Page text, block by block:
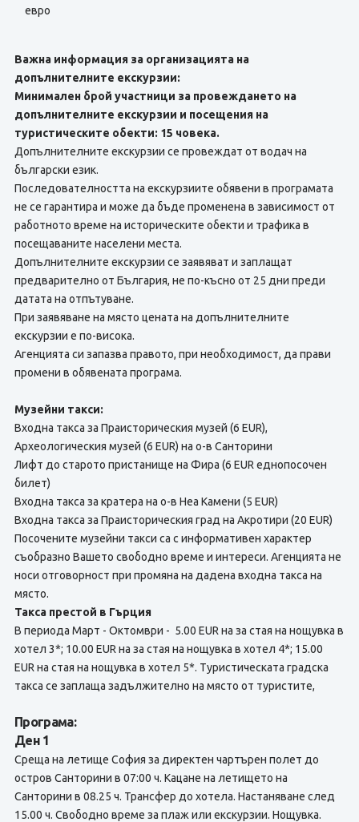
евро
Важна информация за организацията на
допълнителните екскурзии:
Минимален брой участници за провеждането на
допълнителните екскурзии и посещения на
туристическите обекти: 15 човека.
Допълнителните екскурзии се провеждат от водач на
български език.
Последователността на екскурзиите обявени в програмата
не се гарантира и може да бъде променена в зависимост от
работното време на историческите обекти и трафика в
посещаваните населени места.
Допълнителните екскурзии се заявяват и заплащат
предварително от България, не по-късно от 25 дни преди
датата на отпътуване.
При заявяване на място цената на допълнителните
екскурзии е по-висока.
Агенцията си запазва правото, при необходимост, да прави
промени в обявената програма.
Музейни такси:
Входна такса за Праисторическия музей (6 EUR),
Археологическия музей (6 EUR) на о-в Санторини
Лифт до старото пристанище на Фира (6 EUR еднопосочен
билет)
Входна такса за кратера на о-в Неа Камени (5 EUR)
Входна такса за Праисторическия град на Акротири (20 EUR)
Посочените музейни такси са с информативен характер
съобразно Вашето свободно време и интереси. Агенцията не
носи отговорност при промяна на дадена входна такса на
място.
Такса престой в Гърция
В периода Март - Октомври - 5.00 EUR на за стая на нощувка в
хотел 3*; 10.00 EUR на за стая на нощувка в хотел 4*; 15.00
EUR на стая на нощувка в хотел 5*. Туристическата градска
такса се заплаща задължително на място от туристите,
Програма:
Ден 1
Среща на летище София за директен чартърен полет до
остров Санторини в 07:00 ч. Кацане на летището на
Санторини в 08.25 ч. Трансфер до хотела. Настаняване след
15.00 ч. Свободно време за плаж или екскурзии. Нощувка.